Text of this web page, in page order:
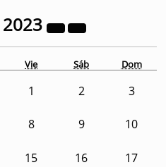
2023
Vie Sáb Dom
1 2 3
8 9 10
15 16 17